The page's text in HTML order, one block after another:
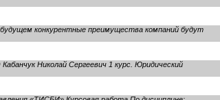
конкурентные преимущества компаний будут
Николай Сергеевич 1 курс. Юридический